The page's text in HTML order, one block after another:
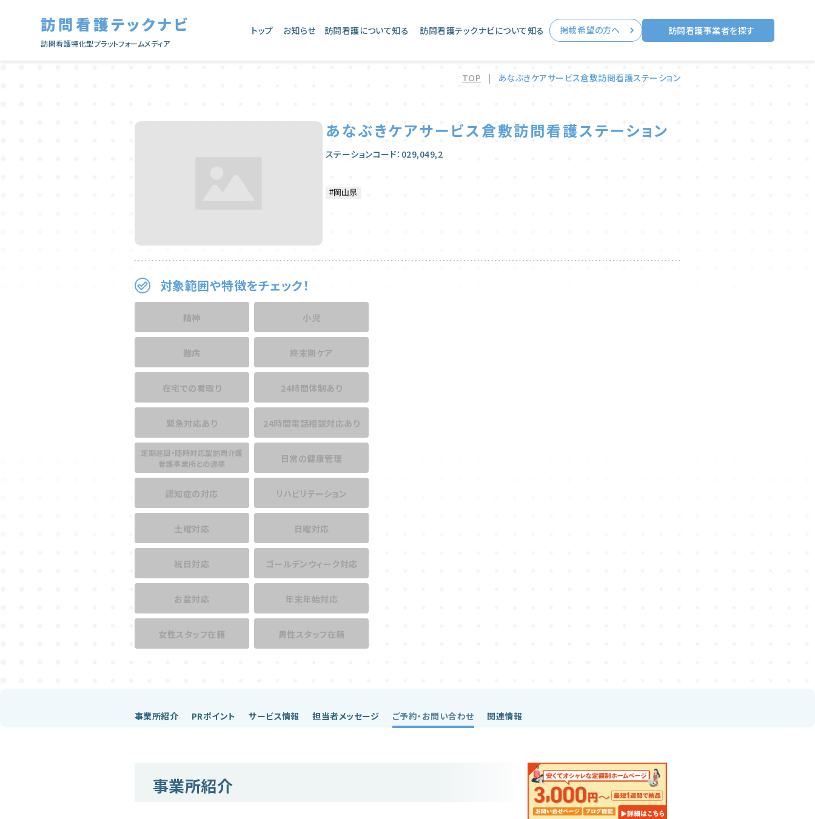
訪問看護テックナビ
訪問看護特化型プラットフォームメディア
トップ お知らせ 訪問看護について知る 訪問看護テックナビについて知る 掲載希望の方へ 訪問看護事業者を探す
TOP | あなぶきケアサービス倉敷訪問看護ステーション
あなぶきケアサービス倉敷訪問看護ステーション
ステーションコード：029,049,2
対象範囲や特徴をチェック！
精神 小児
難病 終末期ケア
在宅での看取り 24時間体制あり
緊急対応あり 24時間電話相談対応あり
定期巡回・随時対応型訪問介護
看護事業所との連携
日常の健康管理
認知症の対応 リハビリテーション
土曜対応 日曜対応
祝日対応 ゴールデンウィーク対応
お盆対応 年末年始対応
女性スタッフ在籍 男性スタッフ在籍
事業所紹介 PRポイント サービス情報 担当者メッセージ ご予約・お問い合わせ 関連情報
事業所紹介